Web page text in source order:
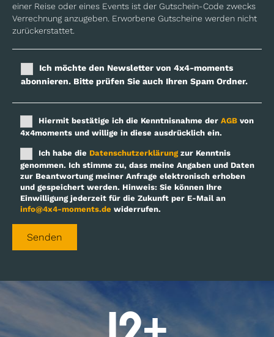
einer Reise oder eines Events ist der Gutschein-Code zwecks
Verrechnung anzugeben. Erworbene Gutscheine werden nicht
zurückerstattet.
Ich möchte den Newsletter von 4x4-moments
abonnieren. Bitte prüfen Sie auch Ihren Spam Ordner.
Hiermit bestätige ich die Kenntnisnahme der AGB von
4x4moments und willige in diese ausdrücklich ein.
Ich habe die Datenschutzerklärungzur Kenntnis
genommen. Ich stimme zu, dass meine Angaben und Daten
zur Beantwortung meiner Anfrage elektronisch erhoben
und gespeichert werden. Hinweis: Sie können Ihre
Einwilligung jederzeit für die Zukunft per E-Mail an
info@4x4-moments.de widerrufen.